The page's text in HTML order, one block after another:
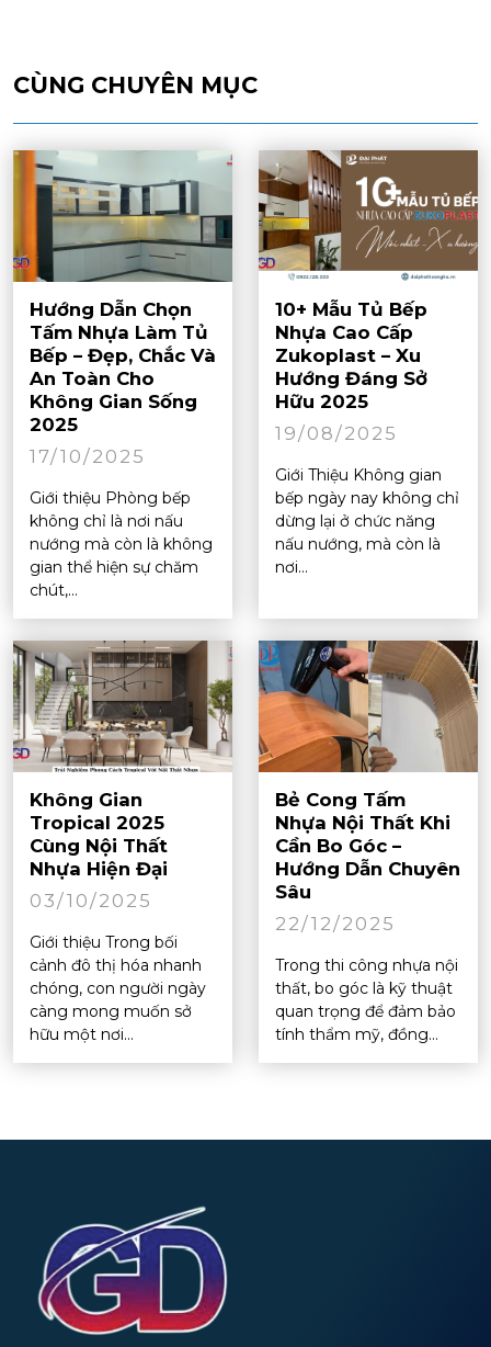
CÙNG CHUYÊN MỤC
Hướng Dẫn Chọn
Tấm Nhựa Làm Tủ
Bếp – Đẹp, Chắc Và
An Toàn Cho
Không Gian Sống
2025
17/10/2025
Giới thiệu Phòng bếp
không chỉ là nơi nấu
nướng mà còn là không
gian thể hiện sự chăm
chút,...
10+ Mẫu Tủ Bếp
Nhựa Cao Cấp
Zukoplast – Xu
Hướng Đáng Sở
Hữu 2025
19/08/2025
Giới Thiệu Không gian
bếp ngày nay không chỉ
dừng lại ở chức năng
nấu nướng, mà còn là
nơi...
Không Gian
Tropical 2025
Cùng Nội Thất
Nhựa Hiện Đại
03/10/2025
Giới thiệu Trong bối
cảnh đô thị hóa nhanh
chóng, con người ngày
càng mong muốn sở
hữu một nơi...
Bẻ Cong Tấm
Nhựa Nội Thất Khi
Cần Bo Góc –
Hướng Dẫn Chuyên
Sâu
22/12/2025
Trong thi công nhựa nội
thất, bo góc là kỹ thuật
quan trọng để đảm bảo
tính thẩm mỹ, đồng...